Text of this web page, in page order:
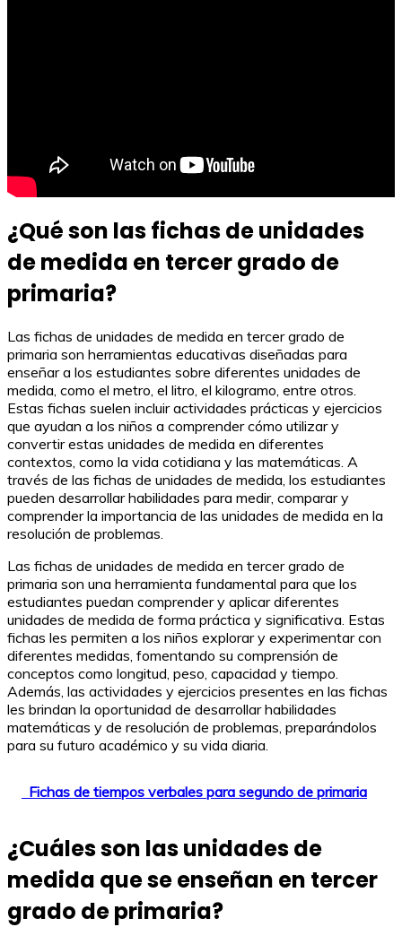
¿Qué son las fichas de unidades
de medida en tercer grado de
primaria?
Las fichas de unidades de medida en tercer grado de
primaria son herramientas educativas diseñadas para
enseñar a los estudiantes sobre diferentes unidades de
medida, como el metro, el litro, el kilogramo, entre otros.
Estas fichas suelen incluir actividades prácticas y ejercicios
que ayudan a los niños a comprender cómo utilizar y
convertir estas unidades de medida en diferentes
contextos, como la vida cotidiana y las matemáticas. A
través de las fichas de unidades de medida, los estudiantes
pueden desarrollar habilidades para medir, comparar y
comprender la importancia de las unidades de medida en la
resolución de problemas.
Las fichas de unidades de medida en tercer grado de
primaria son una herramienta fundamental para que los
estudiantes puedan comprender y aplicar diferentes
unidades de medida de forma práctica y significativa. Estas
fichas les permiten a los niños explorar y experimentar con
diferentes medidas, fomentando su comprensión de
conceptos como longitud, peso, capacidad y tiempo.
Además, las actividades y ejercicios presentes en las fichas
les brindan la oportunidad de desarrollar habilidades
matemáticas y de resolución de problemas, preparándolos
para su futuro académico y su vida diaria.
Fichas de tiempos verbales para segundo de primaria
¿Cuáles son las unidades de
medida que se enseñan en tercer
grado de primaria?